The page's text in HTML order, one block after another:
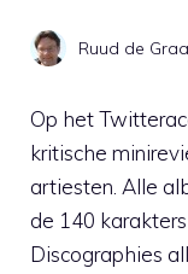
Ruud de
Op het
kritische
artiesten. Alle
de 140
Discographies